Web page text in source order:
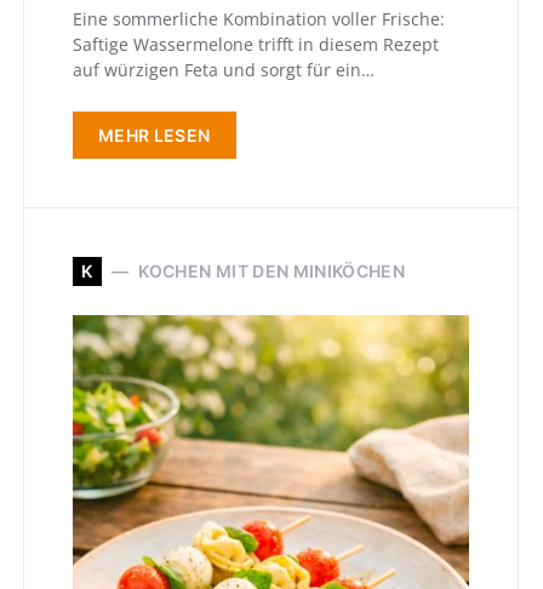
Eine sommerliche Kombination voller Frische:
Saftige Wassermelone trifft in diesem Rezept
auf würzigen Feta und sorgt für ein…
MEHR LESEN
K KOCHEN MIT DEN MINIKÖCHEN